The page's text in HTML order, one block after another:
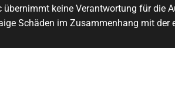
keine Verantwortung für die
Schäden im Zusammenhang mit der